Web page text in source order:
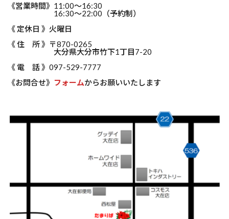
《営業時間》11:00～16:30
16:30～22:00（予約制）
《 定休日 》火曜日
《 住 所 》〒870-0265
大分県大分市竹下1丁目7-20
《 電 話 》097-529-7777
《お問合せ》 フォームからお願いいたします